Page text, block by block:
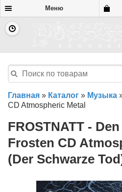
Меню
Главная » Каталог » Музыка
CD Atmospheric Metal
FROSTNATT -
Frosten CD
(Der Schwarze